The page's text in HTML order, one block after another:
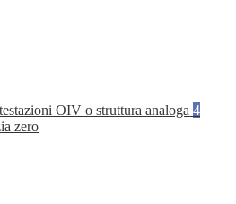
OIV o struttura analoga 4
zero